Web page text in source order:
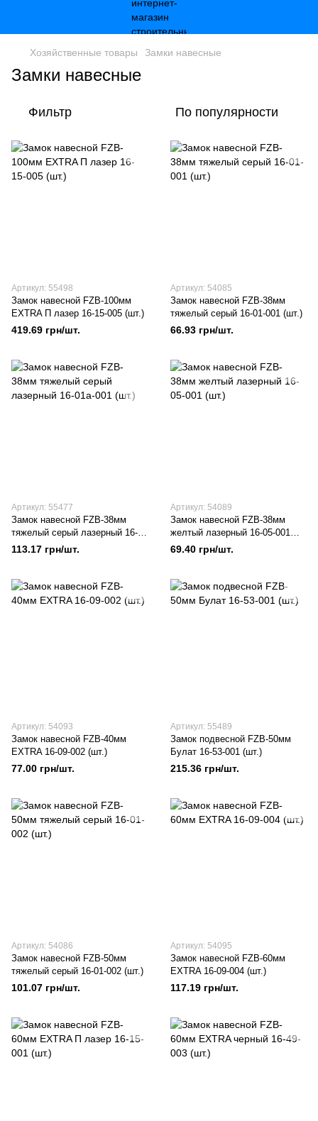
Хозяйственные товары Замки навесные
Замки навесные
Фильтр По популярности
Артикул: 55498
Замок навесной FZB-100мм
EXTRA П лазер 16-15-005 (шт.)
419.69 грн/шт.
Артикул: 54085
Замок навесной FZB-38мм
тяжелый серый 16-01-001 (шт.)
66.93 грн/шт.
Артикул: 55477
Замок навесной FZB-38мм
тяжелый серый лазерный 16-
01а-001 (шт.)
113.17 грн/шт.
Артикул: 54089
Замок навесной FZB-38мм
желтый лазерный 16-05-001
(шт.)
69.40 грн/шт.
Артикул: 54093
Замок навесной FZB-40мм
EXTRA 16-09-002 (шт.)
77.00 грн/шт.
Артикул: 55489
Замок подвесной FZB-50мм
Булат 16-53-001 (шт.)
215.36 грн/шт.
Артикул: 54086
Замок навесной FZB-50мм
тяжелый серый 16-01-002 (шт.)
101.07 грн/шт.
Артикул: 54095
Замок навесной FZB-60мм
EXTRA 16-09-004 (шт.)
117.19 грн/шт.